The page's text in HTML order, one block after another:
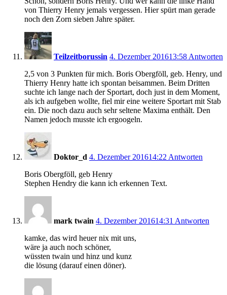
von Thierry Henry jemals vergessen. Hier spürt man gerade
noch den Zorn sieben Jahre später.
Teilzeitborussin 4. Dezember 201613:58Antworten
2,5 von 3 Punkten für mich. Boris Obergföll, geb. Henry, und
Thierry Henry hatte ich spontan beisammen. Beim Dritten
suchte ich lange nach der Sportart, doch just in dem Moment,
als ich aufgeben wollte, fiel mir eine weitere Sportart mit Stab
ein. Die noch dazu auch sehr seltene Maxima enthält. Den
Namen jedoch musste ich ergoogeln.
Doktor_d 4. Dezember 201614:22Antworten
Boris Obergföll, geb Henry
Stephen Hendry die kann ich erkennen Text.
mark twain 4. Dezember 201614:31 Antworten
kamke, das wird heuer nix mit uns,
wäre ja auch noch schöner,
wüssten twain und hinz und kunz
die lösung (darauf einen döner).